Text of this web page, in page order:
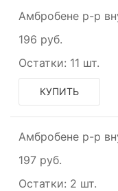
Амбробене р-р
196 руб.
Остатки: 11 шт.
КУПИТЬ
Амбробене р-р
197 руб.
Остатки: 2 шт.